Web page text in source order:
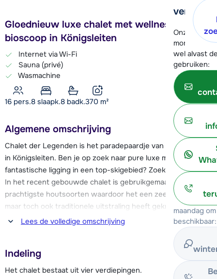
verder!
Onze
moment
wel alvast
gebruiken:
maandag
beschikbaar:
Gloednieuw luxe chalet met wellness en
bioscoop in Königsleiten
Internet via Wi-Fi
Sauna (privé)
Wasmachine
16 pers.8 slaapk.8 badk.370 m²
Algemene omschrijving
Chalet der Legenden is het paradepaardje van ons aanbod
in Königsleiten. Ben je op zoek naar pure luxe met een
fantastische ligging in een top-skigebied? Zoek niet verder!
In het recent gebouwde chalet is gebruikgemaakt van de
prachtigste houtsoorten waardoor het een zeer moderne,
maar toch ook traditionele uitstraling heeft gekregen.
Chalet der Legenden ligt vlak bij de Eberharter's Almdorflift
en de oefenpiste in Königsleiten. De gondellift 'Königsleiten
Dorfbahn' ligt op ca. 500 meter afstand en brengt je direct
het uitdagende Zillertal Arena-skigebied. Naast skiën en
Lees de volledige omschrijving
Indeling
Het chalet bestaat uit vier verdiepingen.